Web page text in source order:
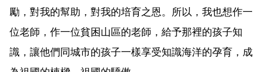
勵，對我的幫助，對我的培育之恩。所以，我也想作一
位老師，作一位貧困山區的老師，給予那裡的孩子知
識，讓他們同城市的孩子一樣享受知識海洋的孕育，成